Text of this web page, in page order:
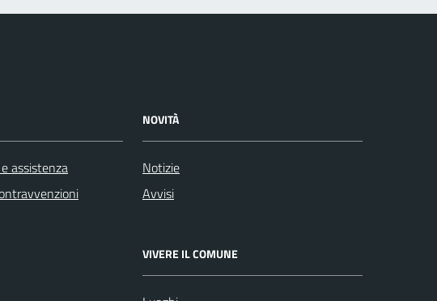
assistenza
NOVITÀ
Notizie
Avvisi
VIVERE IL COMUNE